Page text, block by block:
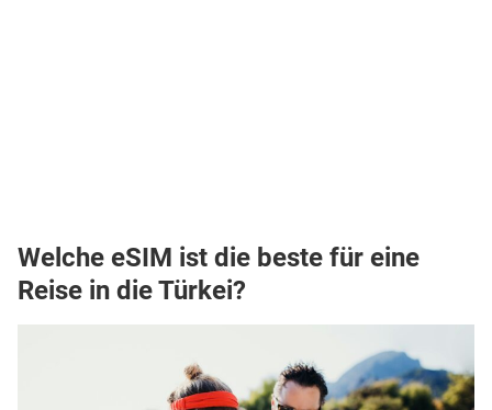
Welche eSIM ist die beste für eine
Reise in die Türkei?